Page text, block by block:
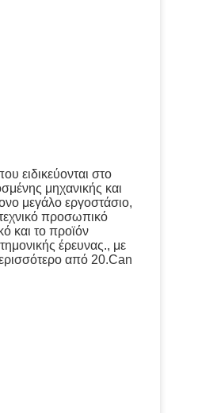
ειδικεύονται στο
μηχανικής και
μεγάλο εργοστάσιο,
προσωπικό
και το προϊόν
έρευνας., με
από 20.Can